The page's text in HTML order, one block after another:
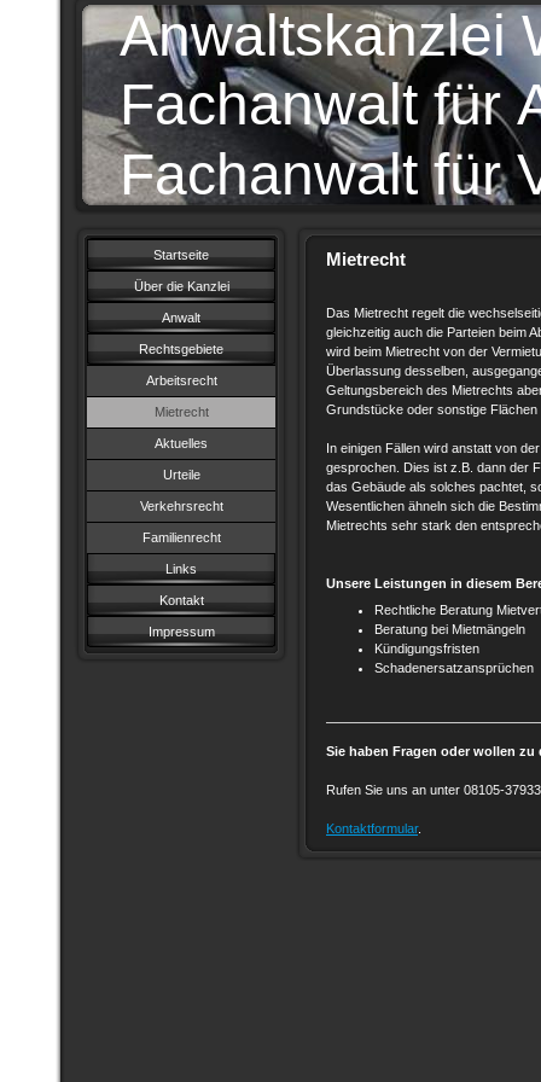
Anwaltskanzlei
Fachanwalt für
Fachanwalt für
Startseite
Über die Kanzlei
Anwalt
Rechtsgebiete
Arbeitsrecht
Mietrecht
Aktuelles
Urteile
Verkehrsrecht
Familienrecht
Links
Kontakt
Impressum
Mietrecht
Das Mietrecht regelt die
gleichzeitig auch die Parteien beim
wird beim Mietrecht von der
Überlassung desselben,
Geltungsbereich des Mietrechts
Grundstücke oder sonstige Flächen
In einigen Fällen wird anstatt von
gesprochen. Dies ist z.B. dann der
das Gebäude als solches pachtet,
Wesentlichen ähneln sich die
Mietrechts sehr stark den
Unsere Leistungen in diesem
Rechtliche Beratung
Beratung bei Mietmängeln
Kündigungsfristen
Schadenersatzansprüchen
Sie haben Fragen oder wollen zu
Rufen Sie uns an unter 08105-
Kontaktformular.